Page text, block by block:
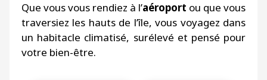
Que vous vous rendiez à l’aéroport ou que vous
traversiez les hauts de l’île, vous voyagez dans
un habitacle climatisé, surélevé et pensé pour
votre bien-être.